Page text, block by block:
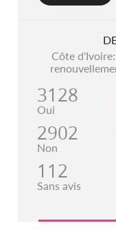
Côte
3128
Oui
2902
Non
112
Sans avis